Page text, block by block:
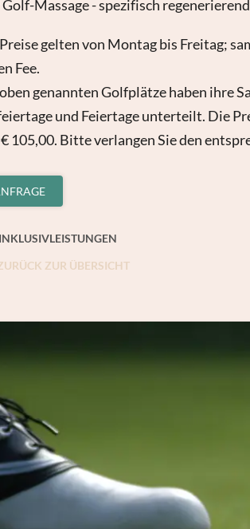
Golf-Massage - spezifisch
gelten von Montag bis Freitag;
Fee.
genannten Golfplätze haben ihre
und Feiertage unterteilt. Die
105,00. Bitte verlangen Sie den
INKLUSIVLEISTUNGEN
ZUR ÜBERSICHT